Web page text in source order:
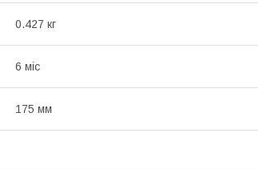
0.427 кг
6 міс
175 мм